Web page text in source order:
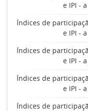
e IPI -
Índices de
e IPI -
Índices de
e IPI -
Índices de
e IPI -
Índices de